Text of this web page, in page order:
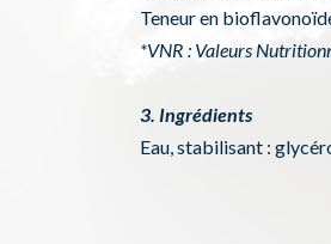
Teneur en
*VNR : Valeurs
3. Ingrédients
Eau, stabilisant :